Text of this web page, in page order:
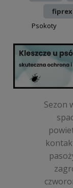
fiprex
Psokoty
Sezon